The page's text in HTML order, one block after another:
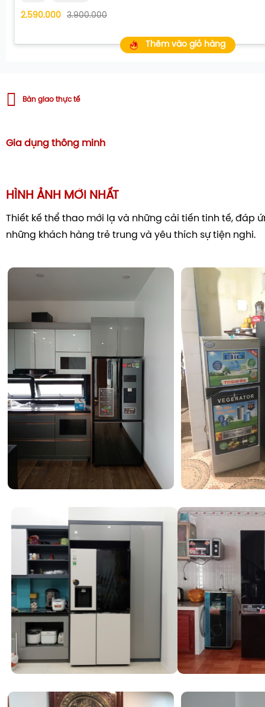
2.590.000 3.900.000
Thêm vào giỏ hàng
Bàn giao thực tế
Gia dụng thông minh
HÌNH ẢNH MỚI NHẤT
Thiết kế thể thao mới lạ và những cải tiến tinh tế, đáp
những khách hàng trẻ trung và yêu thích sự tiện nghi.